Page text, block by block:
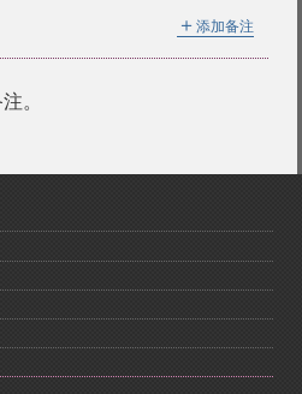
＋ 添加备注
。